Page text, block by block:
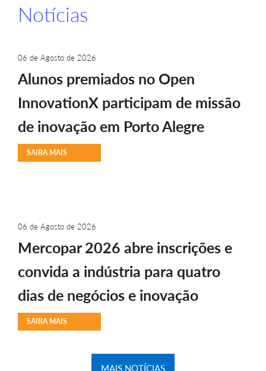
Notícias
06 de Agosto de 2026
Alunos premiados no Open
InnovationX participam de missão
de inovação em Porto Alegre
SAIBA MAIS
06 de Agosto de 2026
Mercopar 2026 abre inscrições e
convida a indústria para quatro
dias de negócios e inovação
SAIBA MAIS
MAIS NOTÍCIAS